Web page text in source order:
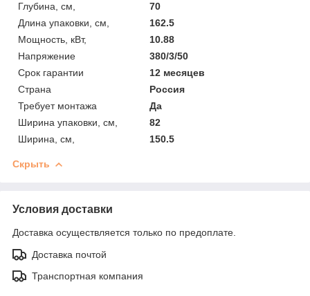
Глубина, см,
70
Длина упаковки, см,
162.5
Мощность, кВт,
10.88
Напряжение
380/3/50
Срок гарантии
12 месяцев
Страна
Россия
Требует монтажа
Да
Ширина упаковки, см,
82
Ширина, см,
150.5
Скрыть
Условия доставки
Доставка осуществляется только по предоплате.
Доставка почтой
Транспортная компания